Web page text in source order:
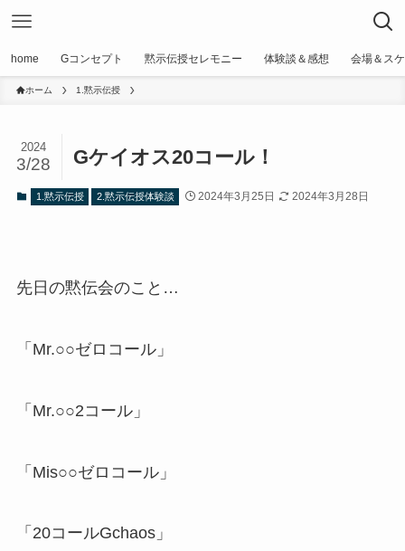
home Gコンセプト 黙示伝授セレモニー 体験談＆感想 会場＆ス
ホーム 1.黙示伝授
Gケイオス20コール！
2024
3/28
1.黙示伝授 2.黙示伝授体験談 2024年3月25日 2024年3月28日
先日の黙伝会のこと…
「Mr.○○ゼロコール」
「Mr.○○2コール」
「Mis○○ゼロコール」
「20コールGchaos」